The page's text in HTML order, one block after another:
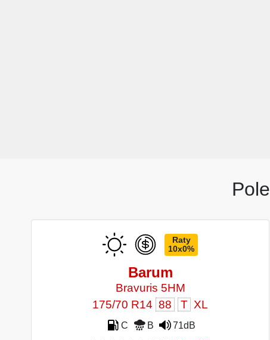
Raty
10x0%
Barum
Bravuris 5HM
175/70 R14 88 T XL
C B
71dB